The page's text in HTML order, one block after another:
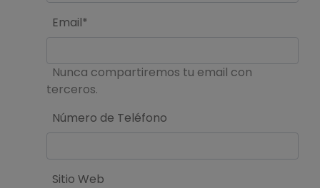
Email*
Nunca compartiremos tu email con
terceros.
Número de Teléfono
Sitio Web